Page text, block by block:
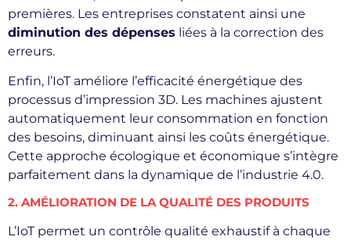
premières. Les entreprises constatent ainsi une
diminution des dépenses liées à la correction des
erreurs.
Enfin, l’IoT améliore l’efficacité énergétique des
processus d’impression 3D. Les machines ajustent
automatiquement leur consommation en fonction
des besoins, diminuant ainsi les coûts énergétique.
Cette approche écologique et économique s’intègre
parfaitement dans la dynamique de l’industrie 4.0.
2. AMÉLIORATION DE LA QUALITÉ DES PRODUITS
L’IoT permet un contrôle qualité exhaustif à chaque